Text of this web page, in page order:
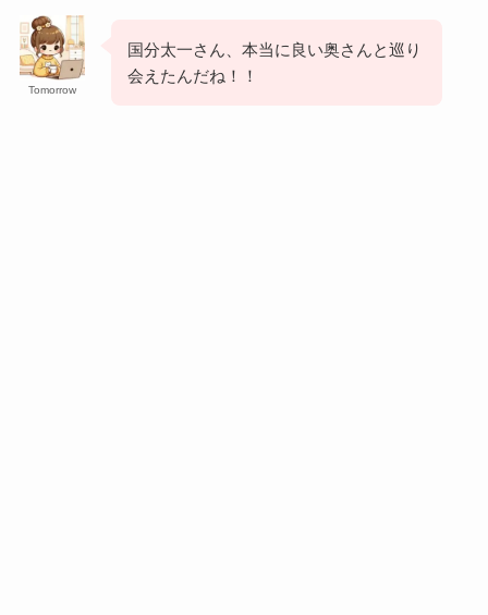
Tomorrow
国分太一さん、本当に良い奥さんと巡り
会えたんだね！！